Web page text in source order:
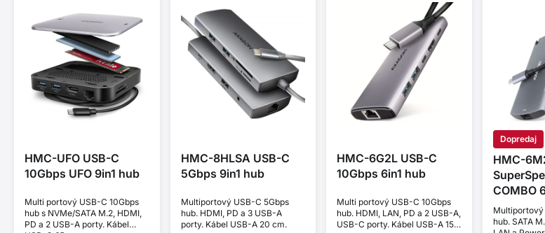
HMC-UFO USB-C
10Gbps UFO 9in1 hub
Multi portový USB-C 10Gbps
hub s NVMe/SATA M.2, HDMI,
PD a 2 USB-A porty. Kábel
HMC-8HLSA USB-C
5Gbps 9in1 hub
Multiportový USB-C 5Gbps
hub. HDMI, PD a 3 USB-A
porty. Kábel USB-A 20 cm.
HMC-6G2L USB-C
10Gbps 6in1 hub
Multi portový USB-C 10Gbps
hub. HDMI, LAN, PD a 2 USB-A,
USB-C porty. Kábel USB-A 15
Dopredaj
HMC-
COMBO
Multiportový
hub. SATA